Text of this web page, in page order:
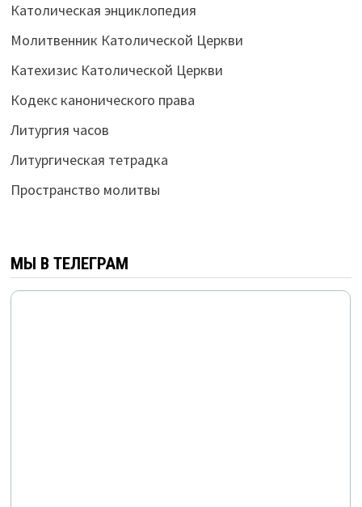
Католическая энциклопедия
Молитвенник Католической Церкви
Катехизис Католической Церкви
Кодекс канонического права
Литургия часов
Литургическая тетрадка
Пространство молитвы
МЫ В ТЕЛЕГРАМ